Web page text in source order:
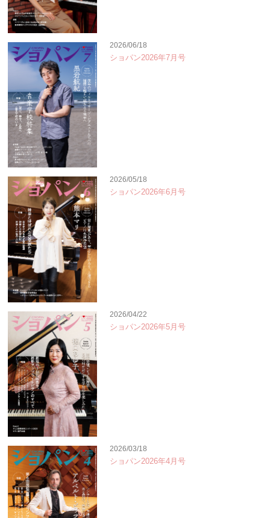
2026/06/18
ショパン2026年7月号
2026/05/18
ショパン2026年6月号
2026/04/22
ショパン2026年5月号
2026/03/18
ショパン2026年4月号